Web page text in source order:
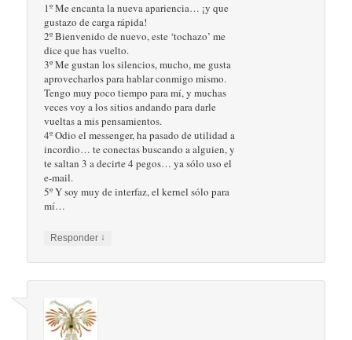
1º Me encanta la nueva apariencia… ¡y que
gustazo de carga rápida!
2º Bienvenido de nuevo, este ‘tochazo’ me
dice que has vuelto.
3º Me gustan los silencios, mucho, me gusta
aprovecharlos para hablar conmigo mismo.
Tengo muy poco tiempo para mí, y muchas
veces voy a los sitios andando para darle
vueltas a mis pensamientos.
4º Odio el messenger, ha pasado de utilidad a
incordio… te conectas buscando a alguien, y
te saltan 3 a decirte 4 pegos… ya sólo uso el
e-mail.
5º Y soy muy de interfaz, el kernel sólo para
mí…
Responder ↓